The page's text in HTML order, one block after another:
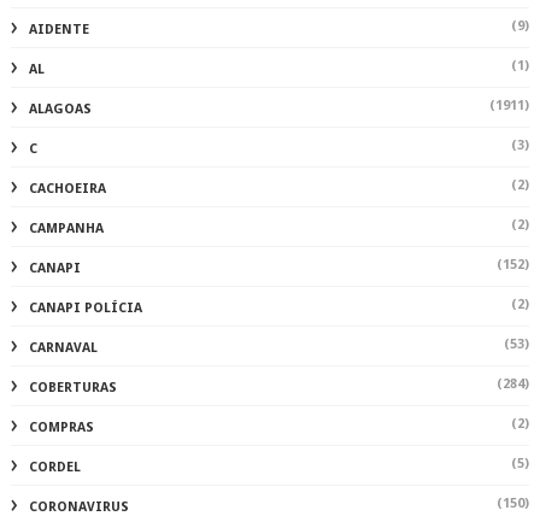
AIDENTE (9)
AL (1)
ALAGOAS (1911)
C (3)
CACHOEIRA (2)
CAMPANHA (2)
CANAPI (152)
CANAPI POLÍCIA (2)
CARNAVAL (53)
COBERTURAS (284)
COMPRAS (2)
CORDEL (5)
CORONAVIRUS (150)